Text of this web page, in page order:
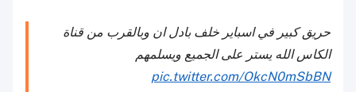
حريق كبير في اسباير خلف بادل ان وبالقرب من قناة
الكاس الله يستر على الجميع ويسلمهم
pic.twitter.com/OkcN0mSbBN